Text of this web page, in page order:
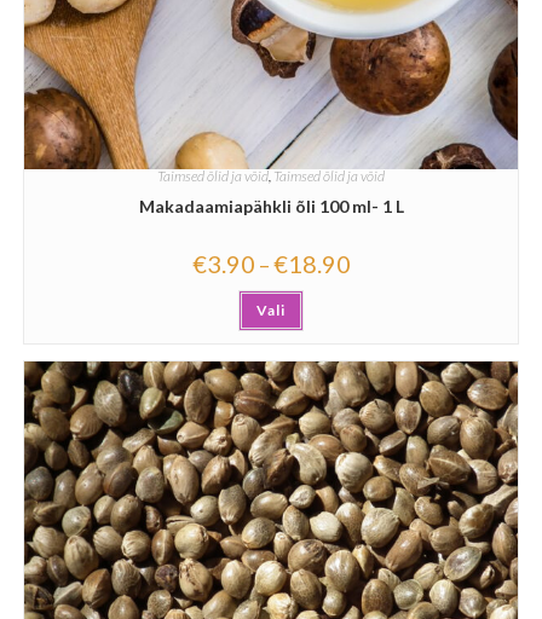
Taimsed õlid ja võid, Taimsed õlid ja võid
Makadaamiapähkli õli 100 ml- 1 L
€3.90 –€18.90
Vali